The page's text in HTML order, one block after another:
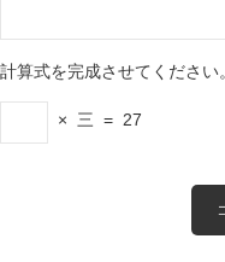
計算式を完成させてください。
× 三 = 27